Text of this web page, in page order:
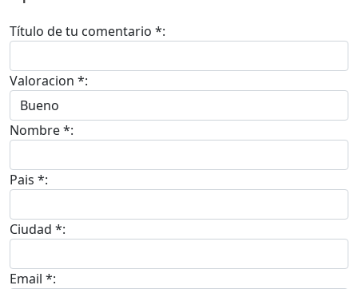
Título de tu comentario *:
Valoracion *:
Nombre *:
Pais *:
Ciudad *:
Email *: